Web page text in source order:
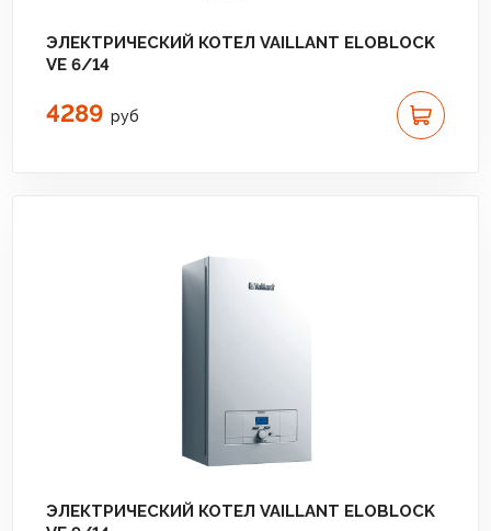
ЭЛЕКТРИЧЕСКИЙ КОТЕЛ VAILLANT ELOBLOCK
VE 6/14
4289 руб
ЭЛЕКТРИЧЕСКИЙ КОТЕЛ VAILLANT ELOBLOCK